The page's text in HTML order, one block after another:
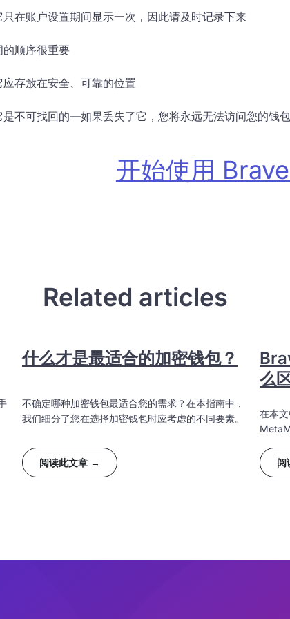
只在账户设置期间显示一次，因此请及时记录下来
的顺序很重要
应存放在安全、可靠的位置
是不可找回的—如果丢失了它，您将永远无法访问您的钱包
开始使用 Brave
Related articles
什么才是最适合的加密钱包？
不确定哪种加密钱包最适合您的需求？在本指南中，
我们细分了您在选择加密钱包时应考虑的不同要素。
阅读此文章 →
么
在本
阅